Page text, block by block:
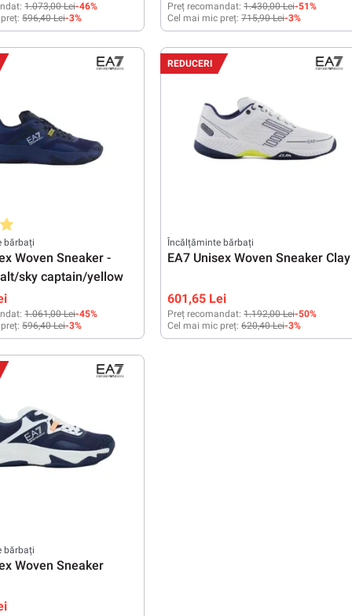
1.073,00 Lei-46%
preț:596,40 Lei-3%
44 2/3 47 1/3
Preț recomandat: 1.430,00 Lei-51%
Cel mai mic preț:715,90 Lei-3%
44 46
de 5 din 5 stele
bărbați
Woven Sneaker -
sky captain/yellow
1.061,00 Lei-45%
preț:596,40 Lei-3%
REDUCERI
Încălțăminte bărbați
EA7 Unisex Woven Sneaker Clay
601,65 Lei
Preț recomandat: 1.192,00 Lei-50%
Cel mai mic preț:620,40 Lei-3%
bărbați
Woven Sneaker